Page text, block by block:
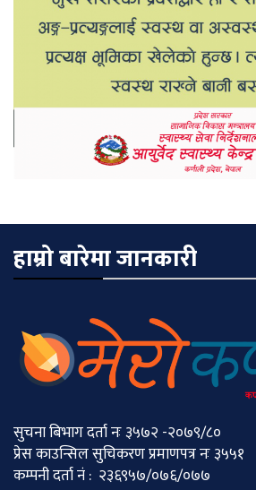
हाम्रो बारेमा जानकारी
सुचना बिभाग दर्ता नः ३५७२ -२०७९/८०
प्रेस काउन्सिल सुचिकरण प्रमाणपत्र नः ३५५१
कम्पनी दर्ता नं : २३६९५७/०७६/०७७